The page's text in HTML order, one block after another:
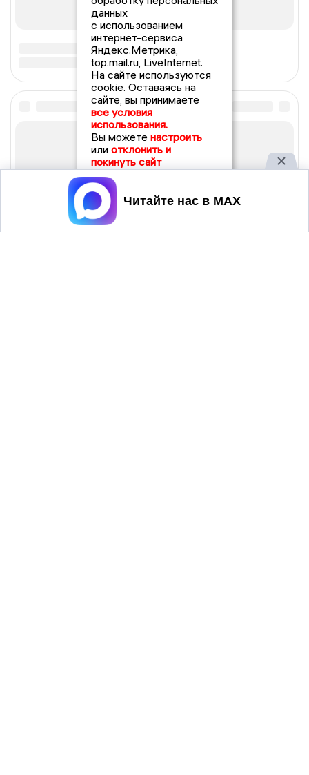
данных
с использованием
интернет-сервиса
Яндекс.Метрика,
top.mail.ru, LiveInternet.
На сайте используются
cookie. Оставаясь на
сайте, вы принимаете
все условия
использования.
Вы можете настроить
или отклонить и
покинуть сайт
Принять